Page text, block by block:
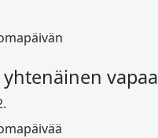
vapaa